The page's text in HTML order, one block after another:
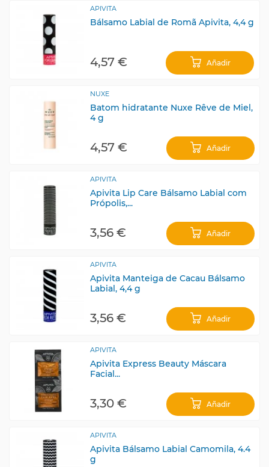
APIVITA
Bálsamo Labial de Romã Apivita, 4,4 g
4,57 € Añadir
NUXE
Batom hidratante Nuxe Rêve de Miel,
4 g
4,57 € Añadir
APIVITA
Apivita Lip Care Bálsamo Labial com
Própolis,...
3,56 € Añadir
APIVITA
Apivita Manteiga de Cacau Bálsamo
Labial, 4,4 g
3,56 € Añadir
APIVITA
Apivita Express Beauty Máscara
Facial...
3,30 € Añadir
APIVITA
Apivita Bálsamo Labial Camomila, 4.4
g